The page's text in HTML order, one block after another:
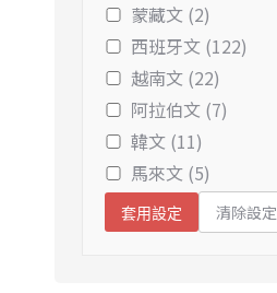
蒙藏文 (2)
西班牙文 (122)
越南文 (22)
阿拉伯文 (7)
韓文 (11)
馬來文 (5)
套用設定 清除設定